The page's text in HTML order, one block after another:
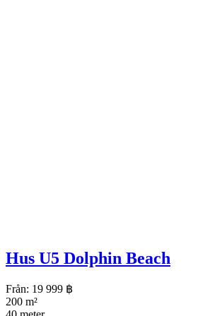
Hus U5 Dolphin Beach
Från: 19 999 ฿
200 m²